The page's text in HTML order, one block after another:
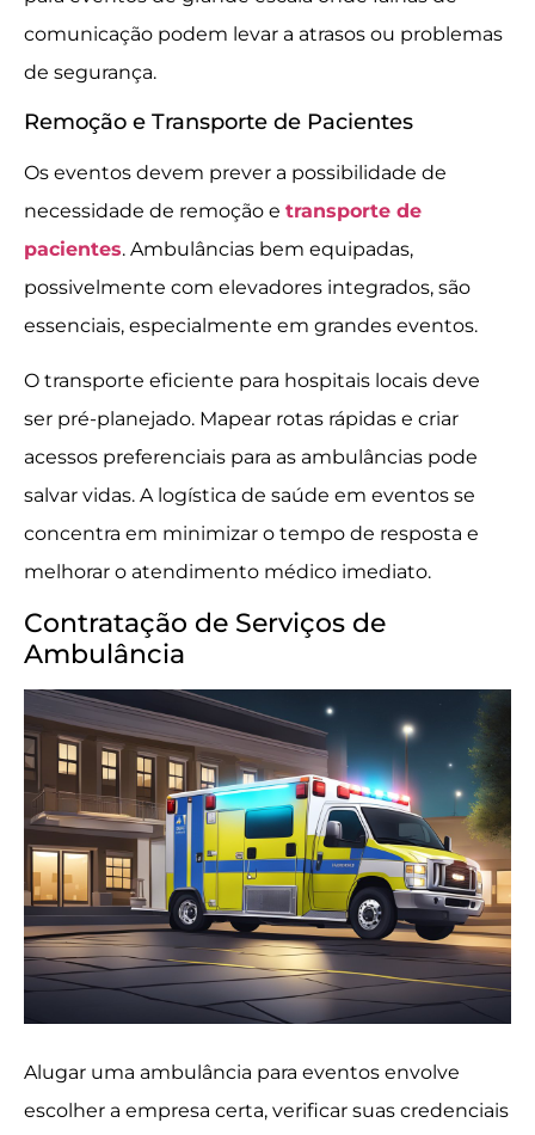
comunicação podem levar a atrasos ou problemas
de segurança.
Remoção e Transporte de Pacientes
Os eventos devem prever a possibilidade de
necessidade de remoção e transporte de
pacientes. Ambulâncias bem equipadas,
possivelmente com elevadores integrados, são
essenciais, especialmente em grandes eventos.
O transporte eficiente para hospitais locais deve
ser pré-planejado. Mapear rotas rápidas e criar
acessos preferenciais para as ambulâncias pode
salvar vidas. A logística de saúde em eventos se
concentra em minimizar o tempo de resposta e
melhorar o atendimento médico imediato.
Contratação de Serviços de
Ambulância
Alugar uma ambulância para eventos envolve
escolher a empresa certa, verificar suas credenciais